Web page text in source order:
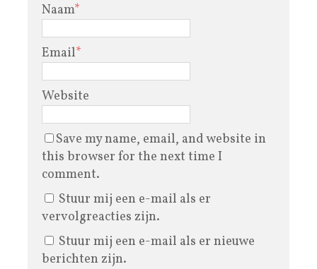
Naam*
Email*
Website
Save my name, email, and website in
this browser for the next time I
comment.
Stuur mij een e-mail als er
vervolgreacties zijn.
Stuur mij een e-mail als er nieuwe
berichten zijn.